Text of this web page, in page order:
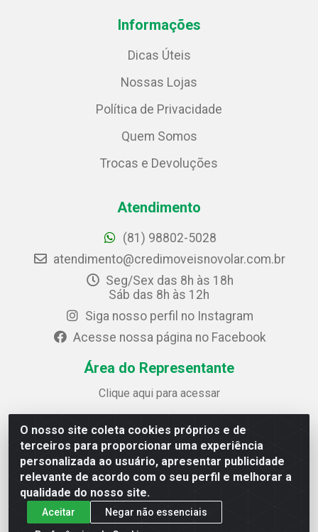
O nosso site coleta cookies próprios e de
terceiros para proporcionar uma experiência
personalizada ao usuário, apresentar publicidade
relevante de acordo com o seu perfil e melhorar a
qualidade do nosso site.
Aceitar
Negar não essenciais
Informações
Dicas Úteis
Nossas Lojas
Política de Privacidade
Quem Somos
Trocas e Devoluções
Atendimento
(81) 98802-5028
atendimento@credimoveisnovolar.com.br
Seg/Sex das 8h às 18h
Sáb das 8h às 12h
Siga nosso perfil no Instagram
Acesse nossa página no Facebook
Área do Representante
Clique aqui para acessar
Credimóveis Novolar Ltda
Rua José Alves Bezerra, 430 - Prazeres - Jaboatão dos
Guararapes / PE - CEP 54.325-610
CNPJ: 09.930.165/0013-70